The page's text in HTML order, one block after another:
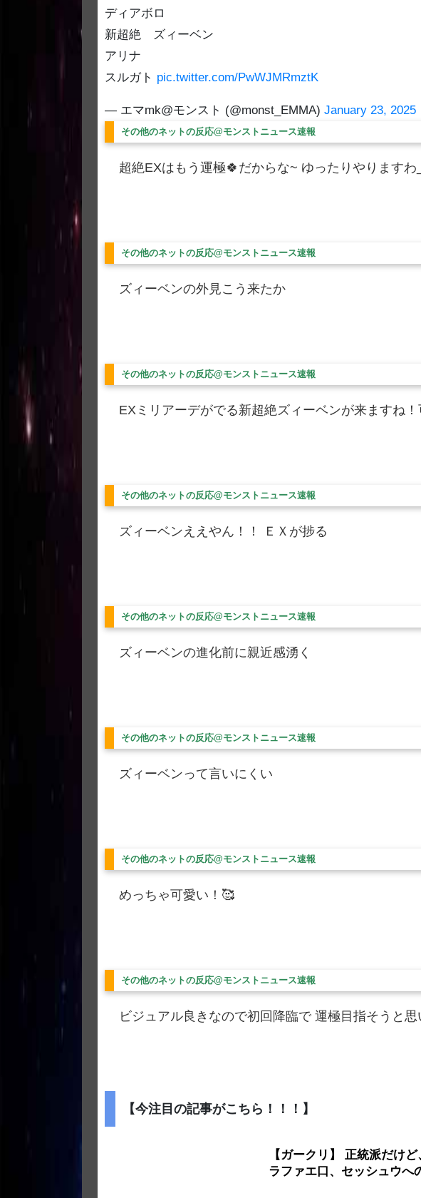
ディアボロ
新超絶 ズィーベン
アリナ
スルガト pic.twitter.com/PwWJMRmztK
— エマmk@モンスト (@monst_EMMA) January 23, 2025
その他のネットの反応@モンストニュース速報
超絶EXはもう運極🍀だからな~ ゆったりやります
その他のネットの反応@モンストニュース速報
ズィーベンの外見こう来たか
その他のネットの反応@モンストニュース速報
EXミリアーデがでる新超絶ズィーベンが来ますね
その他のネットの反応@モンストニュース速報
ズィーベンええやん！！ ＥＸが捗る
その他のネットの反応@モンストニュース速報
ズィーベンの進化前に親近感湧く
その他のネットの反応@モンストニュース速報
ズィーベンって言いにくい
その他のネットの反応@モンストニュース速報
めっちゃ可愛い！🥰
その他のネットの反応@モンストニュース速報
ビジュアル良きなので初回降臨で 運極目指そうと思
【今注目の記事がこちら！！！】
【ガークリ】 正統派だけ
ラファエ口、セッシュウへ